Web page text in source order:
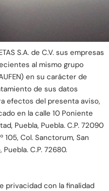
S.A. de C.V. sus empresas
al mismo grupo
en su carácter de
de sus datos
efectos del presenta aviso,
en la calle 10 Poniente
Puebla, Puebla. C.P. 72090
105, Col. Sanctorum, San
C.P. 72680.
privacidad con la finalidad